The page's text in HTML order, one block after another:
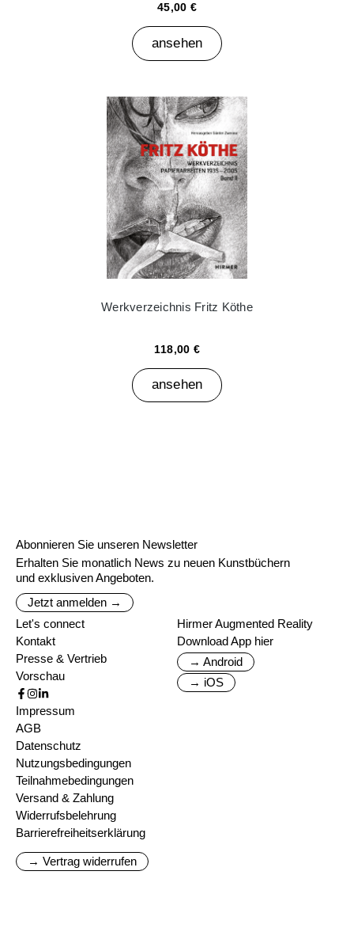
45,00 €
ansehen
Werkverzeichnis Fritz Köthe
118,00 €
ansehen
Abonnieren Sie unseren Newsletter
Erhalten Sie monatlich News zu neuen Kunstbüchern
und exklusiven Angeboten.
Jetzt anmelden →
Let's connect
Kontakt
Presse & Vertrieb
Vorschau
Hirmer Augmented Reality
Download App hier
→ Android
→ iOS
Impressum
AGB
Datenschutz
Nutzungsbedingungen
Teilnahmebedingungen
Versand & Zahlung
Widerrufsbelehrung
Barrierefreiheitserklärung
→ Vertrag widerrufen